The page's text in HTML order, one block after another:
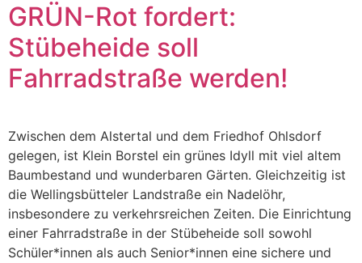
GRÜN-Rot fordert:
Stübeheide soll
Fahrradstraße werden!
Zwischen dem Alstertal und dem Friedhof Ohlsdorf
gelegen, ist Klein Borstel ein grünes Idyll mit viel altem
Baumbestand und wunderbaren Gärten. Gleichzeitig ist
die Wellingsbütteler Landstraße ein Nadelöhr,
insbesondere zu verkehrsreichen Zeiten. Die Einrichtung
einer Fahrradstraße in der Stübeheide soll sowohl
Schüler*innen als auch Senior*innen eine sichere und